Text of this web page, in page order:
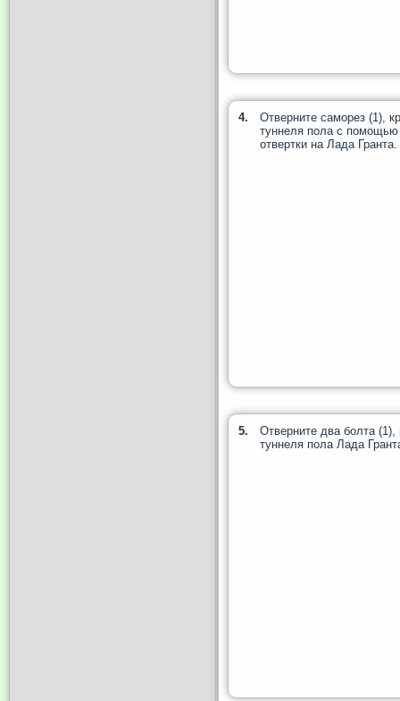
4.
Отверните саморез (1),
туннеля пола с помощью
отвертки на Лада Гранта.
5.
Отверните два болта
туннеля пола Лада